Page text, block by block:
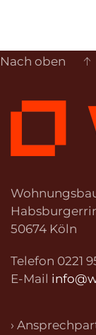
Nach oben
50674 Köln
Telefon 0221
E-Mail
›